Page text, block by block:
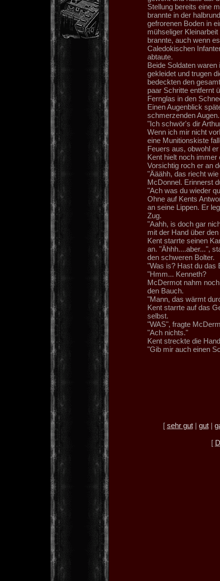
Stellung bereits eine
brannte in der
gefrorenen Boden in
mühseliger
brannte, auch wenn
Caledokischen
abtaute.
Beide Soldaten
gekleidet und trugen
bedeckten den
paar Schritte entfernt
Fernglas in den
Einen Augenblick
schmerzenden
"Ich schwör's dir
Wenn ich mir nicht
eine Munitionskiste
Feuers aus, obwohl
Kent hielt noch immer
Vorsichtig roch er an
"Ääähh, das riecht
McDonnel. Erinnerst
"Ach was du wieder
Ohne auf Kents
an seine Lippen. Er
Zug.
"Aahh, is doch gar
mit der Hand über
Kent starrte seinen
an. "Ähhh....aber...",
den schweren Bolter.
"Was is? Hast du das
"Hmm... Kenneth?
McDermot nahm
den Bauch.
"Mann, das wärmt
Kent starrte auf das
selbst.
"WAS", fragte
"Ach nichts."
Kent streckte die
"Gib mir auch einen
[ sehr gut| gut|
[